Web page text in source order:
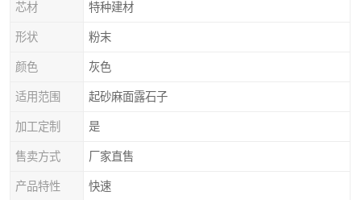
芯材 特种建材
形状 粉末
颜色 灰色
适用范围 起砂麻面露石子
加工定制 是
售卖方式 厂家直售
产品特性 快速